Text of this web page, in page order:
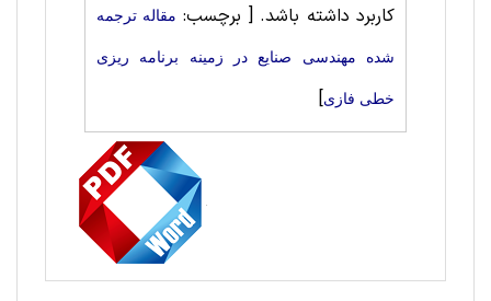
کاربرد داشته باشد.[ برچسب: مقاله ترجمه
شده مهندسی صنايع در زمینه برنامه ریزی
خطی فازی]